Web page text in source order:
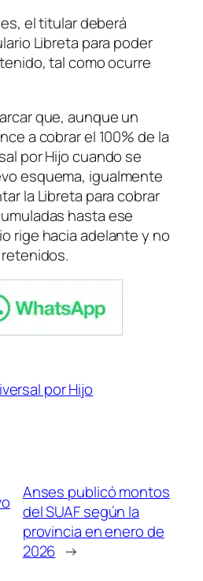
el titular deberá
Libreta para poder
tal como ocurre
que, aunque un
a cobrar el 100% de la
por Hijo cuando se
esquema, igualmente
la Libreta para cobrar
hasta ese
rige hacia adelante y no
por Hijo
Anses publicó montos
del SUAF según la
provincia en enero de
2026 →